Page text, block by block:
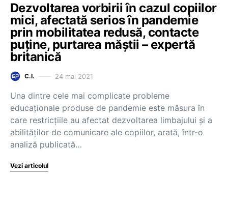
Dezvoltarea vorbirii în cazul copiilor
mici, afectată serios în pandemie
prin mobilitatea redusă, contacte
puține, purtarea măștii – expertă
britanică
C.I. 24 mai 2021
Una dintre cele mai complicate probleme
educaționale produse de pandemie este măsura în
care restricțiile au afectat dezvoltarea limbajului și a
abilităților de comunicare ale copiilor, arată, într-o
analiză publicată…
Vezi articolul